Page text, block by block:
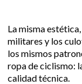
La misma
militares y los
los mismos
ropa de ciclismo:
calidad técnica.